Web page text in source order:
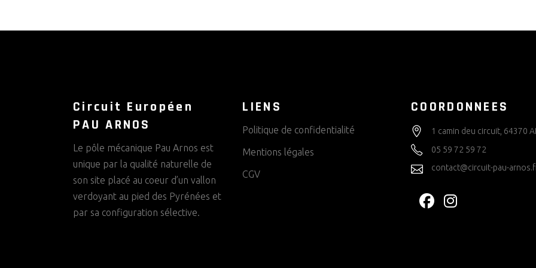
Circuit Européen
PAU ARNOS
Le pôle mécanique Pau Arnos est
unique par la qualité naturelle de
son site placé au coeur d’un vallon
verdoyant au pied des Pyrénées et
par sa configuration sélective.
LIENS
Politique de confidentialité
Mentions légales
CGV
COORDONNEES
1 camin deu circuit, 64370
05 59 72 59 72
contact@circuit-pau-